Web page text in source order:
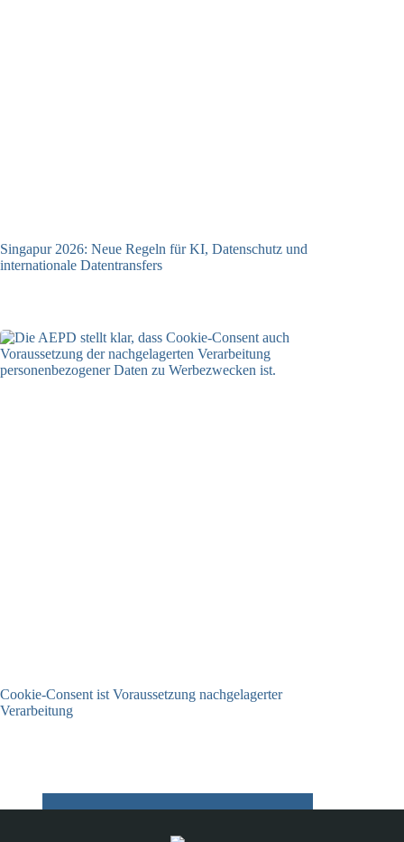
Singapur 2026: Neue Regeln für KI, Datenschutz und
internationale Datentransfers
Cookie-Consent ist Voraussetzung nachgelagerter
Verarbeitung